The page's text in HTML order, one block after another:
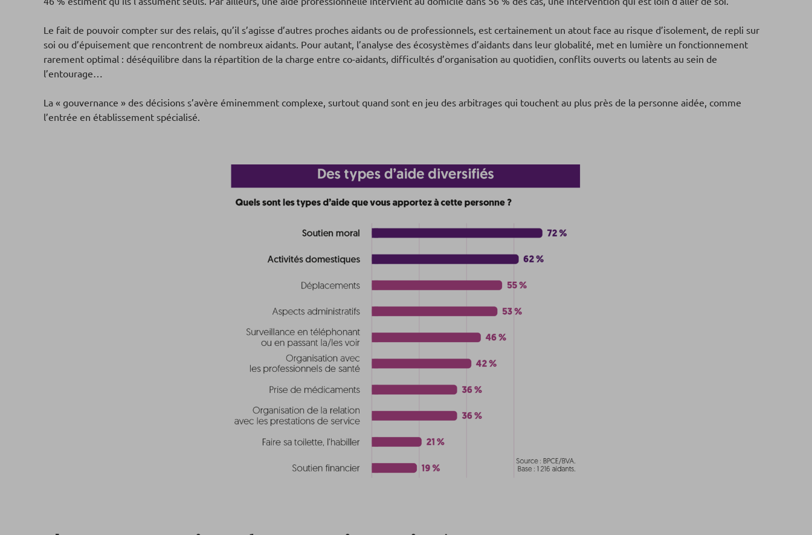
Le fait de pouvoir compter sur des relais, qu’il s’agisse d’autres proches aidants ou de professionnels, est certainement un atout face au risque d’isolement, de repli sur
soi ou d’épuisement que rencontrent de nombreux aidants. Pour autant, l’analyse des écosystèmes d’aidants dans leur globalité, met en lumière un fonctionnement
rarement optimal : déséquilibre dans la répartition de la charge entre co-aidants, difficultés d’organisation au quotidien, conflits ouverts ou latents au sein de
l’entourage…
La « gouvernance » des décisions s’avère éminemment complexe, surtout quand sont en jeu des arbitrages qui touchent au plus près de la personne aidée, comme
l’entrée en établissement spécialisé.